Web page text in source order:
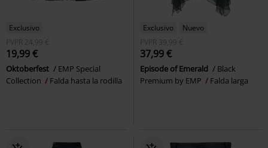
Exclusivo
PVPR 24,99 €
19,99 €
Oktoberfest
EMP Special
Collection
Falda hasta la rodilla
Exclusivo
Nuevo
PVPR 39,99 €
37,99 €
Episode of Emerald
Black
Premium by EMP
Falda larga